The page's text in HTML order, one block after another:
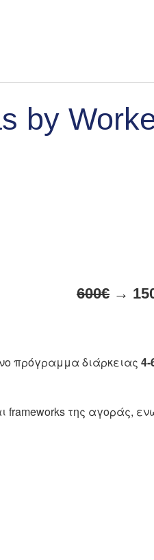
by
600€ →
πρόγραμμα διάρκειας
frameworks της αγοράς,